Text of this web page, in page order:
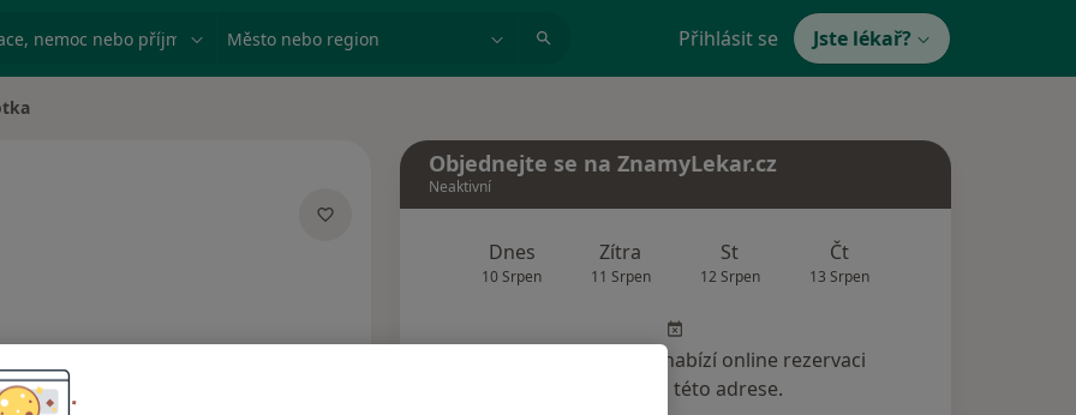
nemoc nebo příjmení Město nebo region Přihlásit se Jste lékař?
Objednejte se na ZnamyLekar.cz
Neaktivní
Dnes
10 Srpen
Zítra
11 Srpen
St
12 Srpen
Čt
13 Srpen
Tento specialista nenabízí online rezervaci
termínu na této adrese.